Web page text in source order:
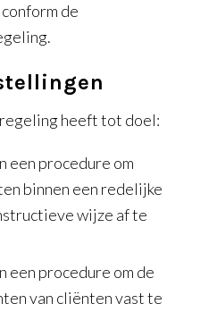
de
heeft tot doel:
een procedure om
binnen een redelijke
wijze af te
een procedure om de
van cliënten vast te